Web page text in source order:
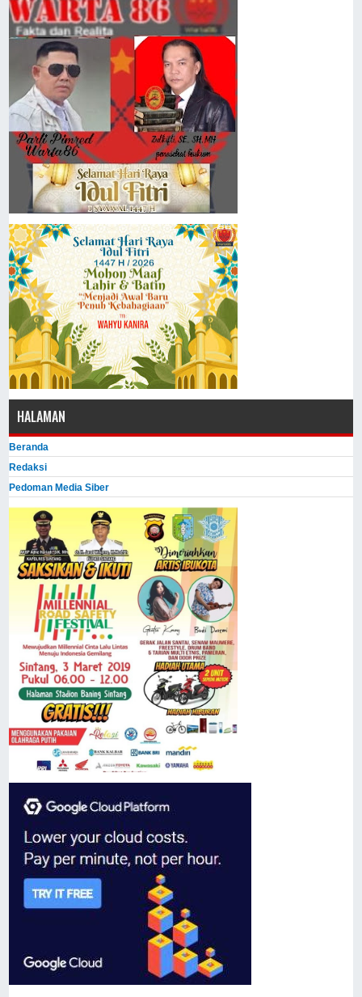
HALAMAN
Beranda
Redaksi
Pedoman Media Siber